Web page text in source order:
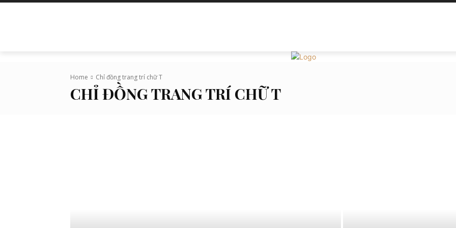
Home Chỉ đồng trang trí chữ T
CHỈ ĐỒNG TRANG TRÍ CHỮ T